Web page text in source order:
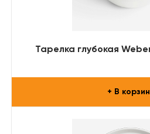
Тарелка глубокая
+ В